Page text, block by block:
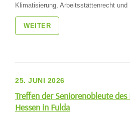
Klimatisierung, Arbeitsstättenrecht und
WEITER
25. JUNI 2026
Treffen der Seniorenobleute
Hessen in Fulda